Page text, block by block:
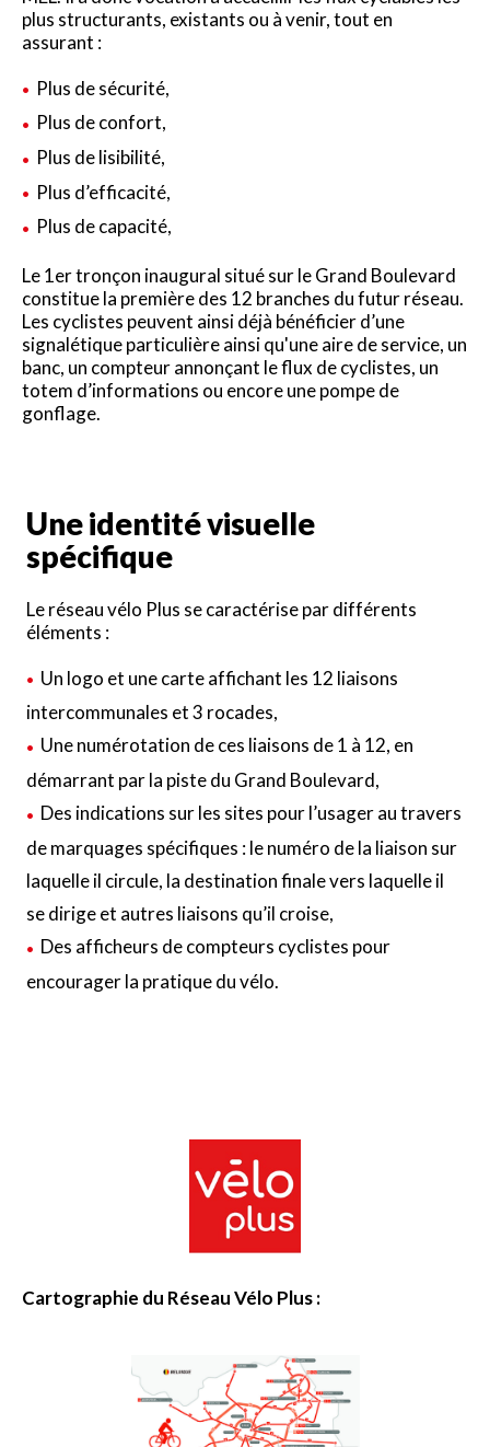
plus structurants, existants ou à venir, tout en
assurant :
Plus de sécurité,
Plus de confort,
Plus de lisibilité,
Plus d’efficacité,
Plus de capacité,
Le 1er tronçon inaugural situé sur le Grand Boulevard
constitue la première des 12 branches du futur réseau.
Les cyclistes peuvent ainsi déjà bénéficier d’une
signalétique particulière ainsi qu'une aire de service, un
banc, un compteur annonçant le flux de cyclistes, un
totem d’informations ou encore une pompe de
gonflage.
Une identité visuelle
spécifique
Le réseau vélo Plus se caractérise par différents
éléments :
Un logo et une carte affichant les 12 liaisons
intercommunales et 3 rocades,
Une numérotation de ces liaisons de 1 à 12, en
démarrant par la piste du Grand Boulevard,
Des indications sur les sites pour l’usager au travers
de marquages spécifiques : le numéro de la liaison sur
laquelle il circule, la destination finale vers laquelle il
se dirige et autres liaisons qu’il croise,
Des afficheurs de compteurs cyclistes pour
encourager la pratique du vélo.
Cartographie du Réseau Vélo Plus :